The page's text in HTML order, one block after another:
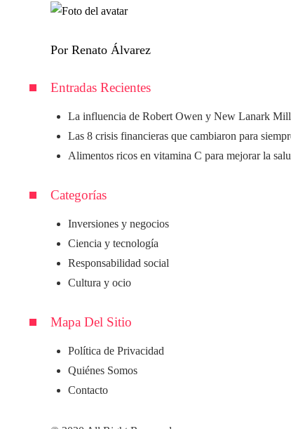
Por Renato Álvarez
Entradas Recientes
La influencia de Robert Owen y New Lanark
Las 8 crisis financieras que cambiaron para
Alimentos ricos en vitamina C para mejorar la
Categorías
Inversiones y negocios
Ciencia y tecnología
Responsabilidad social
Cultura y ocio
Mapa Del Sitio
Política de Privacidad
Quiénes Somos
Contacto